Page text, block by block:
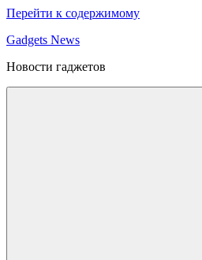
Перейти к содержимому
Gadgets News
Новости гаджетов